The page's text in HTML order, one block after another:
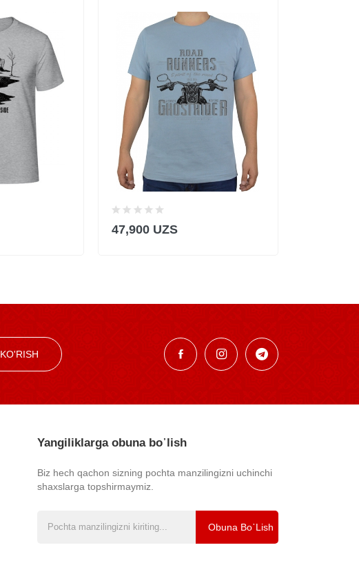
47,900 UZS
KO'RISH
Yangiliklarga obuna bo᾿lish
Biz hech qachon sizning pochta manzilingizni uchinchi
shaxslarga topshirmaymiz.
Obuna Bo᾿lish